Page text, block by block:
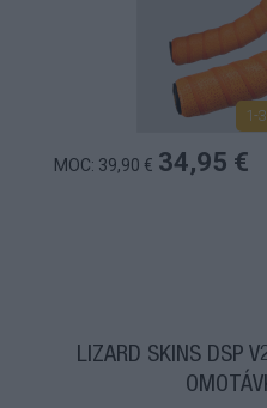
1-
MOC: 39,90 € 34,95 €
LIZARD SKINS DSP